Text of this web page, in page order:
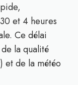
et 4 heures
Ce délai
la qualité
et de la météo